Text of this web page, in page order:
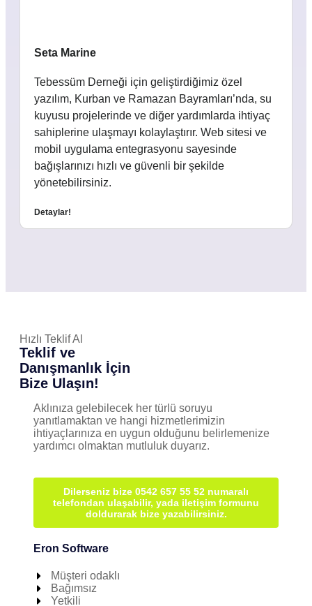
Seta Marine
Tebessüm Derneği için geliştirdiğimiz özel
yazılım, Kurban ve Ramazan Bayramları’nda, su
kuyusu projelerinde ve diğer yardımlarda ihtiyaç
sahiplerine ulaşmayı kolaylaştırır. Web sitesi ve
mobil uygulama entegrasyonu sayesinde
bağışlarınızı hızlı ve güvenli bir şekilde
yönetebilirsiniz.
Detaylar!
Hızlı Teklif Al
Teklif ve
Danışmanlık İçin
Bize Ulaşın!
Aklınıza gelebilecek her türlü soruyu
yanıtlamaktan ve hangi hizmetlerimizin
ihtiyaçlarınıza en uygun olduğunu belirlemenize
yardımcı olmaktan mutluluk duyarız.
Dilerseniz bize 0542 657 55 52 numaralı
telefondan ulaşabilir, yada iletişim formunu
doldurarak bize yazabilirsiniz.
Eron Software
Müşteri odaklı
Bağımsız
Yetkili